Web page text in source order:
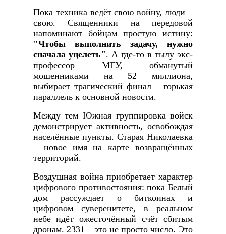
Пока техника ведёт свою войну, люди –
свою. Священники на передовой
напоминают бойцам простую истину:
"Чтобы выполнить задачу, нужно
сначала уцелеть". А где-то в тылу экс-
профессор МГУ, обманутый
мошенниками на 52 миллиона,
выбирает трагический финал – горькая
параллель к основной новости.
Между тем Южная группировка войск
демонстрирует активность, освобождая
населённые пункты. Старая Николаевка
– новое имя на карте возвращённых
территорий.
Воздушная война приобретает характер
цифрового противостояния: пока Белый
дом рассуждает о биткоинах и
цифровом суверенитете, в реальном
небе идёт ожесточённый счёт сбитым
дронам. 2331 – это не просто число. Это